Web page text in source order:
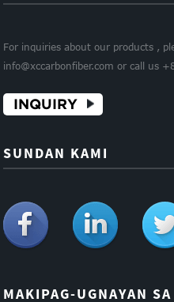
For inquiries about our products ,
info@xccarbonfiber.com or call us
INQUIRY
SUNDAN KAMI
MAKIPAG-UGNAYAN